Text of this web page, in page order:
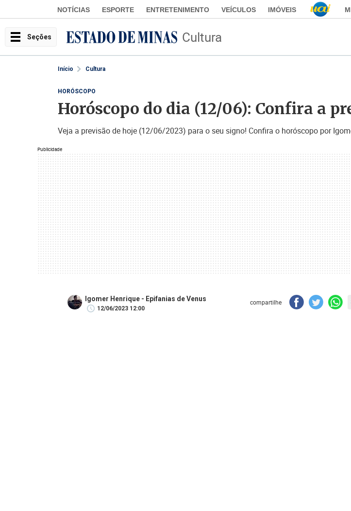
NOTÍCIAS ESPORTE ENTRETENIMENTO VEÍCULOS IMÓVEIS
Seções Cultura
Início Cultura
Publicidade
HORÓSCOPO
Horóscopo do dia (12/06): Confira a
Veja a previsão de hoje (12/06/2023) para o seu signo! Confira o horóscopo por
Igomer Henrique - Epifanias de Venus
12/06/2023 12:00
compartilhe